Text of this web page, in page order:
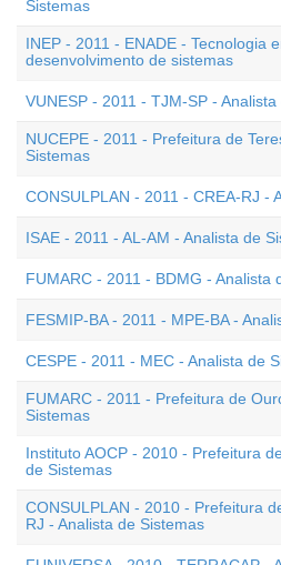
Sistemas
INEP - 2011 - ENADE - Tecnologia
desenvolvimento de sistemas
VUNESP - 2011 - TJM-SP -
NUCEPE - 2011 - Prefeitura de
Sistemas
CONSULPLAN - 2011 - CREA-RJ -
ISAE - 2011 - AL-AM - Analista de
FUMARC - 2011 - BDMG - Analista
FESMIP-BA - 2011 - MPE-BA -
CESPE - 2011 - MEC - Analista de
FUMARC - 2011 - Prefeitura de
Sistemas
Instituto AOCP - 2010 - Prefeitura
de Sistemas
CONSULPLAN - 2010 - Prefeitura
RJ - Analista de Sistemas